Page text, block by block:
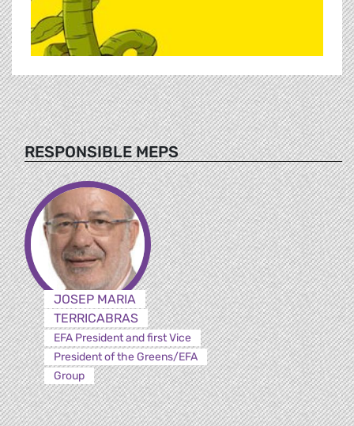
RESPONSIBLE MEPS
JOSEP MARIA
TERRICABRAS
EFA President and first Vice
President of the Greens/EFA
Group